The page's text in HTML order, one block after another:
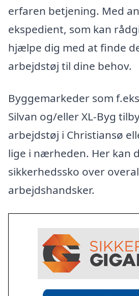
erfaren betjening. Med
ekspedient, som kan
hjælpe dig med at finde
arbejdstøj til dine behov.
Byggemarkeder som
Silvan og/eller XL-Byg
arbejdstøj i Christiansø
lige i nærheden. Her kan
sikkerhedssko over
arbejdshandsker.